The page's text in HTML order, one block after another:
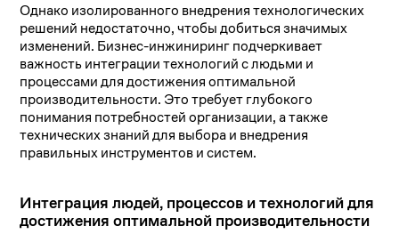
Однако изолированного внедрения технологических
решений недостаточно, чтобы добиться значимых
изменений. Бизнес-инжиниринг подчеркивает
важность интеграции технологий с людьми и
процессами для достижения оптимальной
производительности. Это требует глубокого
понимания потребностей организации, а также
технических знаний для выбора и внедрения
правильных инструментов и систем.
Интеграция людей, процессов и технологий для
достижения оптимальной производительности